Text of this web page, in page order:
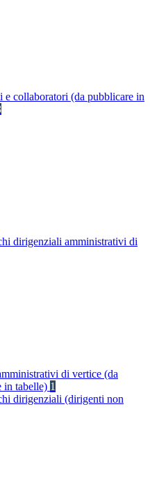
e collaboratori (da pubblicare in
dirigenziali amministrativi di
di vertice (da
in tabelle) 1
dirigenziali (dirigenti non